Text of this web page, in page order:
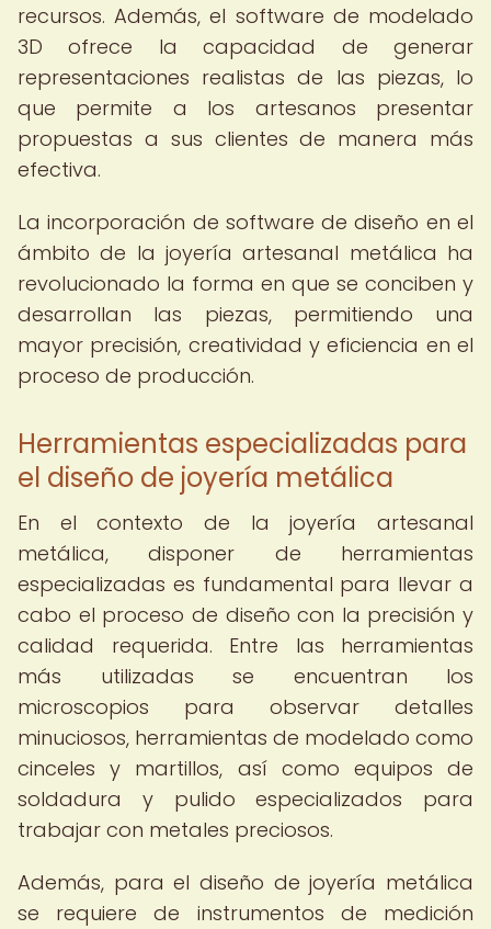
recursos. Además, el software de modelado
3D ofrece la capacidad de generar
representaciones realistas de las piezas, lo
que permite a los artesanos presentar
propuestas a sus clientes de manera más
efectiva.
La incorporación de software de diseño en el
ámbito de la joyería artesanal metálica ha
revolucionado la forma en que se conciben y
desarrollan las piezas, permitiendo una
mayor precisión, creatividad y eficiencia en el
proceso de producción.
Herramientas especializadas para
el diseño de joyería metálica
En el contexto de la joyería artesanal
metálica, disponer de herramientas
especializadas es fundamental para llevar a
cabo el proceso de diseño con la precisión y
calidad requerida. Entre las herramientas
más utilizadas se encuentran los
microscopios para observar detalles
minuciosos, herramientas de modelado como
cinceles y martillos, así como equipos de
soldadura y pulido especializados para
trabajar con metales preciosos.
Además, para el diseño de joyería metálica
se requiere de instrumentos de medición